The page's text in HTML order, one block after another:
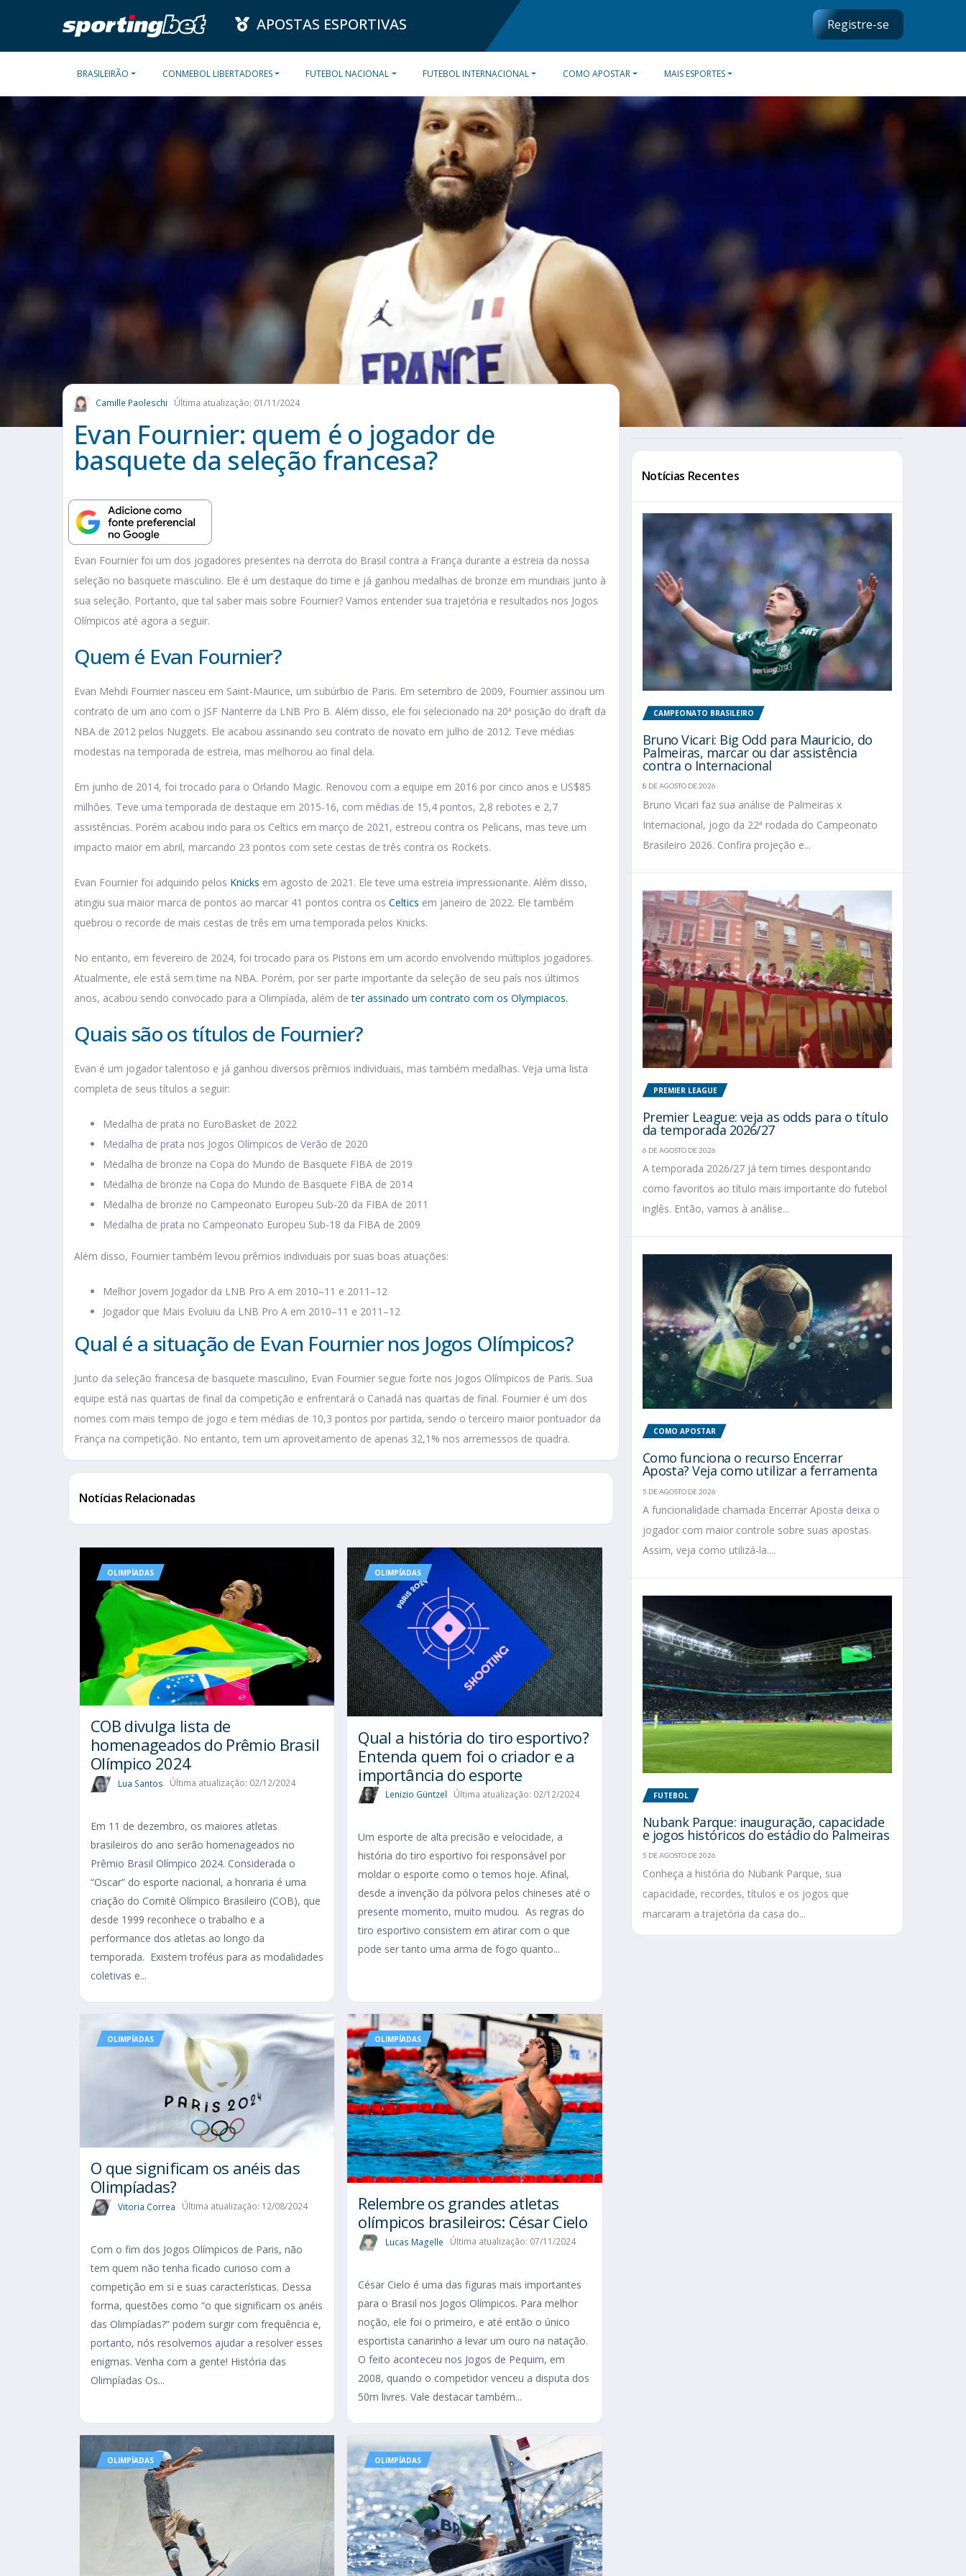
APOSTAS ESPORTIVAS Registre-se
BRASILEIRÃO CONMEBOL LIBERTADORES FUTEBOL NACIONAL FUTEBOL INTERNACIONAL COMO APOSTAR MAIS ESPORTES
Camille Paoleschi Última atualização: 01/11/2024
Evan Fournier: quem é o jogador de
basquete da seleção francesa?
Evan Fournier foi um dos jogadores presentes na derrota do Brasil contra a França durante a estreia da nossa
seleção no basquete masculino. Ele é um destaque do time e já ganhou medalhas de bronze em mundiais junto à
sua seleção. Portanto, que tal saber mais sobre Fournier? Vamos entender sua trajetória e resultados nos Jogos
Olímpicos até agora a seguir.
Quem é Evan Fournier?
Evan Mehdi Fournier nasceu em Saint-Maurice, um subúrbio de Paris. Em setembro de 2009, Fournier assinou um
contrato de um ano com o JSF Nanterre da LNB Pro B. Além disso, ele foi selecionado na 20ª posição do draft da
NBA de 2012 pelos Nuggets. Ele acabou assinando seu contrato de novato em julho de 2012. Teve médias
modestas na temporada de estreia, mas melhorou ao final dela.
Em junho de 2014, foi trocado para o Orlando Magic. Renovou com a equipe em 2016 por cinco anos e US$85
milhões. Teve uma temporada de destaque em 2015-16, com médias de 15,4 pontos, 2,8 rebotes e 2,7
assistências. Porém acabou indo para os Celtics em março de 2021, estreou contra os Pelicans, mas teve um
impacto maior em abril, marcando 23 pontos com sete cestas de três contra os Rockets.
Evan Fournier foi adquirido pelos Knicks em agosto de 2021. Ele teve uma estreia impressionante. Além disso,
atingiu sua maior marca de pontos ao marcar 41 pontos contra os Celtics em janeiro de 2022. Ele também
quebrou o recorde de mais cestas de três em uma temporada pelos Knicks.
No entanto, em fevereiro de 2024, foi trocado para os Pistons em um acordo envolvendo múltiplos jogadores.
Atualmente, ele está sem time na NBA. Porém, por ser parte importante da seleção de seu país nos últimos
anos, acabou sendo convocado para a Olimpíada, além deter assinado um contrato com os Olympiacos.
Quais são os títulos de Fournier?
Evan é um jogador talentoso e já ganhou diversos prêmios individuais, mas também medalhas. Veja uma lista
completa de seus títulos a seguir:
Medalha de prata no EuroBasket de 2022
Medalha de prata nos Jogos Olímpicos de Verão de 2020
Medalha de bronze na Copa do Mundo de Basquete FIBA de 2019
Medalha de bronze na Copa do Mundo de Basquete FIBA de 2014
Medalha de bronze no Campeonato Europeu Sub-20 da FIBA de 2011
Medalha de prata no Campeonato Europeu Sub-18 da FIBA de 2009
Além disso, Fournier também levou prêmios individuais por suas boas atuações:
Melhor Jovem Jogador da LNB Pro A em 2010–11 e 2011–12
Jogador que Mais Evoluiu da LNB Pro A em 2010–11 e 2011–12
Qual é a situação de Evan Fournier nos Jogos Olímpicos?
Junto da seleção francesa de basquete masculino, Evan Fournier segue forte nos Jogos Olímpicos de Paris. Sua
equipe está nas quartas de final da competição e enfrentará o Canadá nas quartas de final. Fournier é um dos
nomes com mais tempo de jogo e tem médias de 10,3 pontos por partida, sendo o terceiro maior pontuador da
França na competição. No entanto, tem um aproveitamento de apenas 32,1% nos arremessos de quadra.
Notícias Relacionadas
OLIMPÍADAS
COB divulga lista de
homenageados do Prêmio Brasil
Olímpico 2024
Lua Santos Última atualização: 02/12/2024
Em 11 de dezembro, os maiores atletas
brasileiros do ano serão homenageados no
Prêmio Brasil Olímpico 2024. Considerada o
“Oscar” do esporte nacional, a honraria é uma
criação do Comitê Olímpico Brasileiro (COB), que
desde 1999 reconhece o trabalho e a
performance dos atletas ao longo da
temporada. Existem troféus para as modalidades
coletivas e...
OLIMPÍADAS
Qual a história do tiro esportivo?
Entenda quem foi o criador e a
importância do esporte
Lenizio Güntzel Última atualização: 02/12/2024
Um esporte de alta precisão e velocidade, a
história do tiro esportivo foi responsável por
moldar o esporte como o temos hoje. Afinal,
desde a invenção da pólvora pelos chineses até o
presente momento, muito mudou. As regras do
tiro esportivo consistem em atirar com o que
pode ser tanto uma arma de fogo quanto...
OLIMPÍADAS
O que significam os anéis das
Olimpíadas?
Vitoria Correa Última atualização: 12/08/2024
Com o fim dos Jogos Olímpicos de Paris, não
tem quem não tenha ficado curioso com a
competição em si e suas características. Dessa
forma, questões como “o que significam os anéis
das Olimpíadas?” podem surgir com frequência e,
portanto, nós resolvemos ajudar a resolver esses
enigmas. Venha com a gente! História das
Olimpíadas Os...
OLIMPÍADAS
Relembre os grandes atletas
olímpicos brasileiros: César Cielo
Lucas Magelle Última atualização: 07/11/2024
César Cielo é uma das figuras mais importantes
para o Brasil nos Jogos Olímpicos. Para melhor
noção, ele foi o primeiro, e até então o único
esportista canarinho a levar um ouro na natação.
O feito aconteceu nos Jogos de Pequim, em
2008, quando o competidor venceu a disputa dos
50m livres. Vale destacar também...
OLIMPÍADAS OLIMPÍADAS
Notícias Recentes
CAMPEONATO BRASILEIRO
Bruno Vicari: Big Odd para Mauricio, do
Palmeiras, marcar ou dar assistência
contra o Internacional
8 DE AGOSTO DE 2026
Bruno Vicari faz sua análise de Palmeiras x
Internacional, jogo da 22ª rodada do Campeonato
Brasileiro 2026. Confira projeção e...
PREMIER LEAGUE
Premier League: veja as odds para o título
da temporada 2026/27
6 DE AGOSTO DE 2026
A temporada 2026/27 já tem times despontando
como favoritos ao título mais importante do futebol
inglês. Então, vamos à análise...
COMO APOSTAR
Como funciona o recurso Encerrar
Aposta? Veja como utilizar a ferramenta
5 DE AGOSTO DE 2026
A funcionalidade chamada Encerrar Aposta deixa o
jogador com maior controle sobre suas apostas.
Assim, veja como utilizá-la....
FUTEBOL
Nubank Parque: inauguração, capacidade
e jogos históricos do estádio do Palmeiras
5 DE AGOSTO DE 2026
Conheça a história do Nubank Parque, sua
capacidade, recordes, títulos e os jogos que
marcaram a trajetória da casa do...